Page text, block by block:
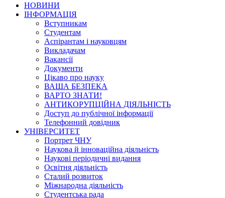
НОВИНИ
ІНФОРМАЦІЯ
Вступникам
Студентам
Аспірантам і науковцям
Викладачам
Вакансії
Документи
Цікаво про науку
ВАША БЕЗПЕКА
ВАРТО ЗНАТИ!
АНТИКОРУПЦІЙНА ДІЯЛЬНІСТЬ
Доступ до публічної інформації
Телефонний довідник
УНІВЕРСИТЕТ
Портрет ЧНУ
Наукова й інноваційна діяльність
Наукові періодичні видання
Освітня діяльність
Сталий розвиток
Міжнародна діяльність
Студентська рада